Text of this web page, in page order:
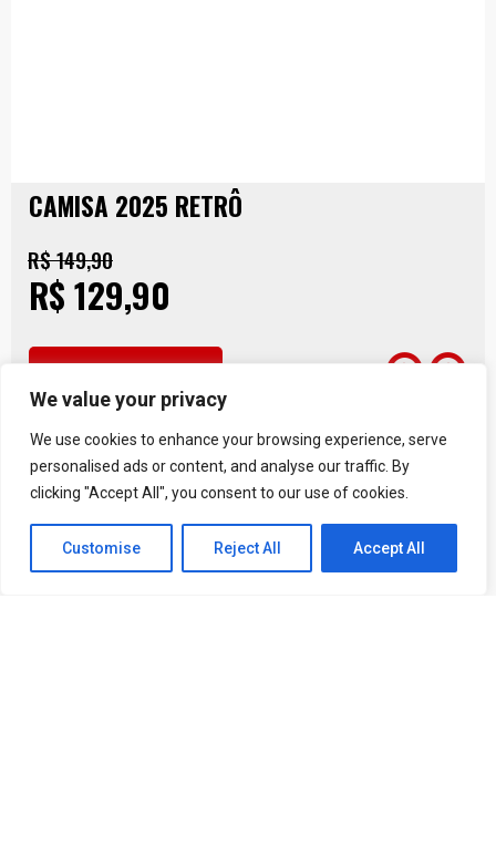
We value your privacy
We use cookies to enhance your browsing experience, serve
personalised ads or content, and analyse our traffic. By
clicking "Accept All", you consent to our use of cookies.
Customise Reject All Accept All
CAMISA 2025 RETRÔ
R$ 149,90
R$ 129,90
COMPRAR